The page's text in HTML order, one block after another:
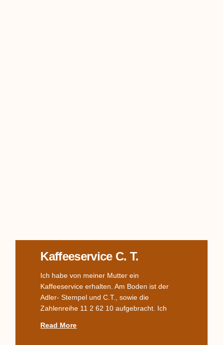
Kaffeeservice C. T.
Ich habe von meiner Mutter ein
Kaffeeservice erhalten. Am Boden ist der
Adler- Stempel und C.T., sowie die
Zahlenreihe 11 2 62 10 aufgebracht. Ich
Read More